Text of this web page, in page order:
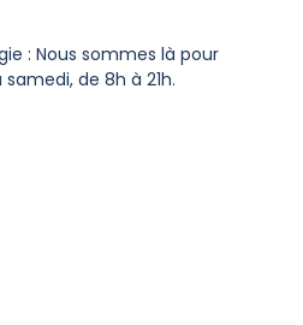
: Nous sommes là pour
de 8h à 21h.